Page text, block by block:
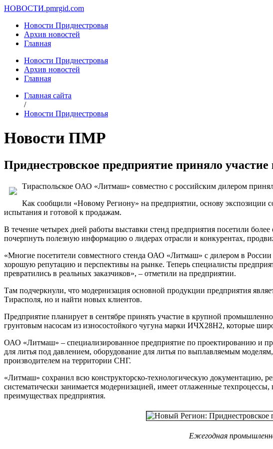
НОВОСТИ.pmrgid.com
Новости Приднестровья
Архив новостей
Главная
Новости Приднестровья
Архив новостей
Главная
Главная сайта
/
Новости Приднестровья
Новости ПМР
Приднестровское предприятие приняло
Тираспольское ОАО «Литмаш» совместно с российским дилером
Как сообщили «Новому Региону» на предприятии, основу экспозиции
испытания и готовой к продажам.
В течение четырех дней работы выставки стенд предприятия посетили
почерпнуть полезную информацию о лидерах отрасли и конкурентах,
«Многие посетители совместного стенда ОАО «Литмаш» с дилером в
хорошую репутацию и перспективы на рынке. Теперь специалисты
превратились в реальных заказчиков», – отметили на предприятии.
Там подчеркнули, что модернизация основной продукции предприятия
Тирасполя, но и найти новых клиентов.
Предприятие планирует в сентябре принять участие в крупной
грунтовым насосам из износостойкого чугуна марки ИЧХ28Н2, которые
ОАО «Литмаш» – специализированное предприятие по проектированию и
для литья под давлением, оборудование для литья по выплавляемым
производителем на территории СНГ.
«Литмаш» сохранил всю конструкторско-технологическую документацию,
систематически занимается модернизацией, имеет отлаженные
преимуществах предприятия.
Ежегодная